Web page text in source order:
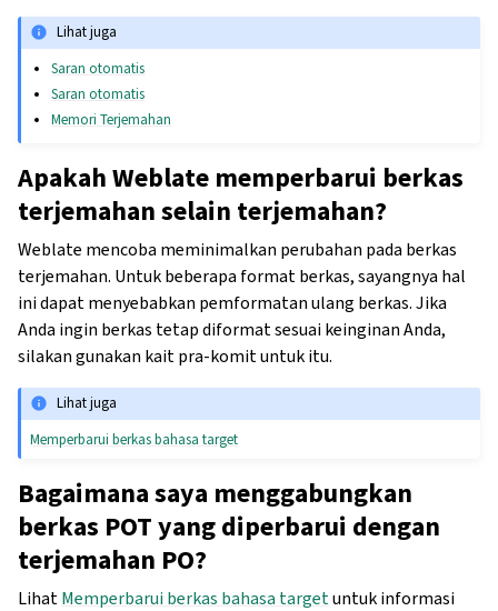
Lihat juga
Saran otomatis
Saran otomatis
Memori Terjemahan
Apakah Weblate memperbarui berkas
terjemahan selain terjemahan?
Weblate mencoba meminimalkan perubahan pada berkas
terjemahan. Untuk beberapa format berkas, sayangnya hal
ini dapat menyebabkan pemformatan ulang berkas. Jika
Anda ingin berkas tetap diformat sesuai keinginan Anda,
silakan gunakan kait pra-komit untuk itu.
Lihat juga
Memperbarui berkas bahasa target
Bagaimana saya menggabungkan
berkas POT yang diperbarui dengan
terjemahan PO?
LihatMemperbarui berkas bahasa targetuntuk informasi